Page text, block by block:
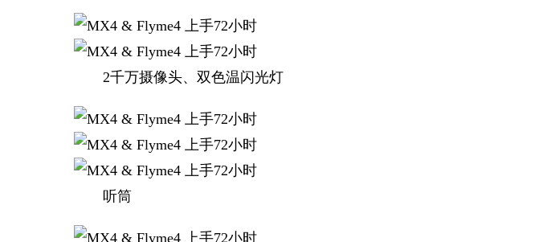
2千万摄像头、双色温闪光灯
听筒